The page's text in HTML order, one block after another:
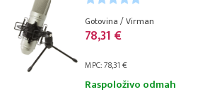
Gotovina / Virman
78,31 €
MPC: 78,31 €
Raspoloživo odmah